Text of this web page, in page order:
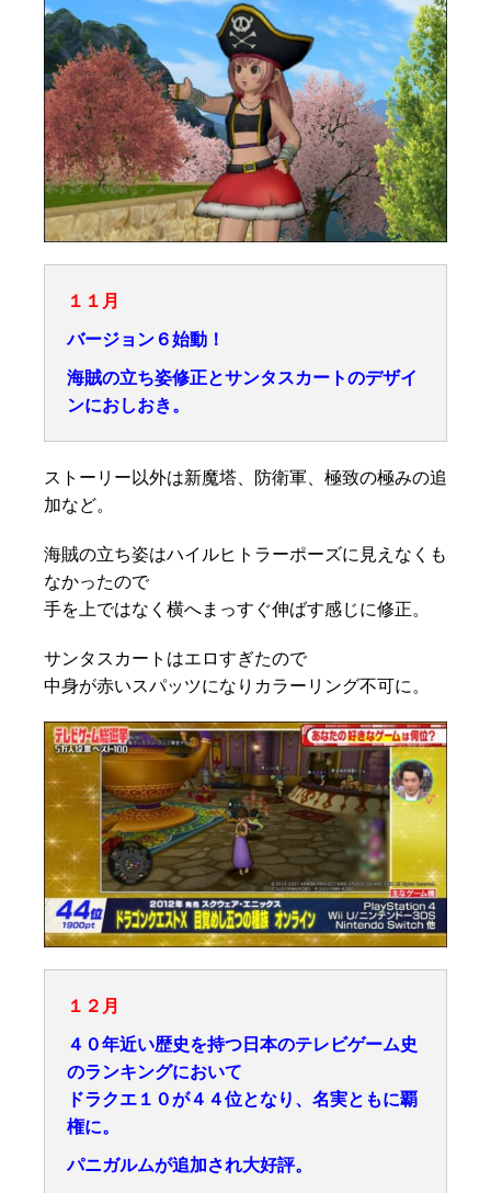
１１月
バージョン６始動！
海賊の立ち姿修正とサンタスカートのデザイ
ンにおしおき。
ストーリー以外は新魔塔、防衛軍、極致の極みの追
加など。
海賊の立ち姿はハイルヒトラーポーズに見えなくも
なかったので
手を上ではなく横へまっすぐ伸ばす感じに修正。
サンタスカートはエロすぎたので
中身が赤いスパッツになりカラーリング不可に。
１２月
４０年近い歴史を持つ日本のテレビゲーム史
のランキングにおいて
ドラクエ１０が４４位となり、名実ともに覇
権に。
パニガルムが追加され大好評。